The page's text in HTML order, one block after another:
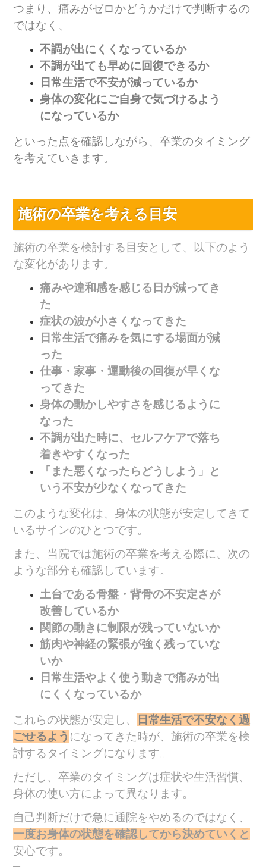
つまり、痛みがゼロかどうかだけで判断するの
ではなく、
不調が出にくくなっているか
不調が出ても早めに回復できるか
日常生活で不安が減っているか
身体の変化にご自身で気づけるよう
になっているか
といった点を確認しながら、卒業のタイミング
を考えていきます。
施術の卒業を考える目安
施術の卒業を検討する目安として、以下のよう
な変化があります。
痛みや違和感を感じる日が減ってき
た
症状の波が小さくなってきた
日常生活で痛みを気にする場面が減
った
仕事・家事・運動後の回復が早くな
ってきた
身体の動かしやすさを感じるように
なった
不調が出た時に、セルフケアで落ち
着きやすくなった
「また悪くなったらどうしよう」と
いう不安が少なくなってきた
このような変化は、身体の状態が安定してきて
いるサインのひとつです。
また、当院では施術の卒業を考える際に、次の
ような部分も確認しています。
土台である骨盤・背骨の不安定さが
改善しているか
関節の動きに制限が残っていないか
筋肉や神経の緊張が強く残っていな
いか
日常生活やよく使う動きで痛みが出
にくくなっているか
これらの状態が安定し、
日常生活で不安なく過
ごせるよう になってきた時が、施術の卒業を検
討するタイミングになります。
ただし、卒業のタイミングは症状や生活習慣、
身体の使い方によって異なります。
自己判断だけで急に通院をやめるのではなく、
一度お身体の状態を確認してから決めていくと
安心です。